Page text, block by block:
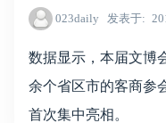
023daily 发表于
数据显示，本届文博
余个省区市的客商参
首次集中亮相。